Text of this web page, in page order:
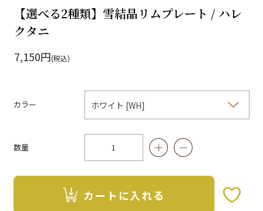
【選べる2種類】雪結晶リムプレート / ハレ
クタニ
7,150円(税込)
カラー
数量
カートに入れる